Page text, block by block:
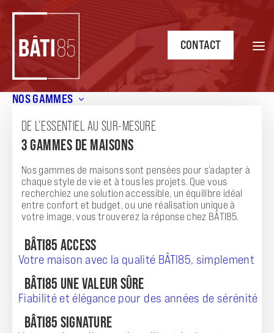
NOS GAMMES
DE L’ESSENTIEL AU SUR-MESURE
3 GAMMES DE MAISONS
Nos gammes de maisons sont pensées pour s’adapter à
chaque style de vie et à tous les projets. Que vous
recherchiez une solution accessible, un équilibre idéal
entre confort et budget, ou une réalisation unique à
votre image, vous trouverez la réponse chez BÂTI85.
BÂTI85 ACCESS
Votre maison avec la qualité BÂTI85, simplement
BÂTI85 UNE VALEUR SÛRE
Fiabilité et élégance pour des années de sérénité
BÂTI85 SIGNATURE
CONTACT
NOS TERRAINS ET MAISONS
Une solution clé en main : nos annonces pour
l’achat d’un terrain + maison
BÂTI85,constructeur de maisons individuelles en Vendée et
en Loire-Atlantique, vous propose des modèles de maison
avec terrain pour concrétiser votre projet de construction.
Vous souhaitez vous installer à Saint-Hilaire-de-Riez, aux
Sables-d’Olonne, à Saint-Gilles-Croix-de-Vie, à Aizenay, à
Challans ou à Pornic ? Notre agence de construction BÂTI85
vous aide dans votre démarche en vous proposant une